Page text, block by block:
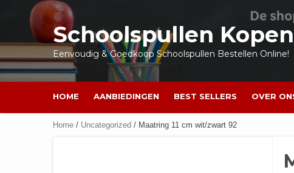
inhoud
Schoolspullen
Eenvoudig & Goedkoop Schoolspullen Bestellen Online!
HOME AANBIEDINGEN BEST SELLERS OVER
Home / Uncategorized / Maatring 11 cm wit/zwart 92